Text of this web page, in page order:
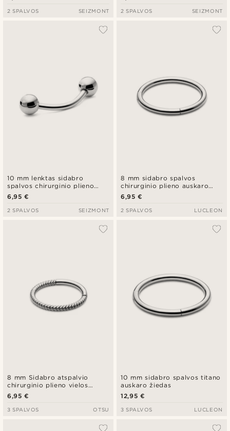
2 SPALVOS SEIZMONT 2 SPALVOS SEIZMONT
10 mm lenktas sidabro
spalvos chirurginio plieno
strypelis su vidutinio dydžio
rutuliuku
6,95 €
2 SPALVOS SEIZMONT
8 mm sidabro spalvos
chirurginio plieno auskaro
žiedas
6,95 €
2 SPALVOS LUCLEON
8 mm Sidabro atspalvio
chirurginio plieno vielos
piercingo žiedas
6,95 €
3 SPALVOS OTSU
10 mm sidabro spalvos titano
auskaro žiedas
12,95 €
3 SPALVOS LUCLEON